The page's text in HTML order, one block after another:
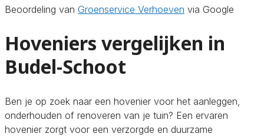
Beoordeling van Groenservice Verhoeven via Google
Hoveniers vergelijken in
Budel-Schoot
Ben je op zoek naar een hovenier voor het aanleggen,
onderhouden of renoveren van je tuin? Een ervaren
hovenier zorgt voor een verzorgde en duurzame